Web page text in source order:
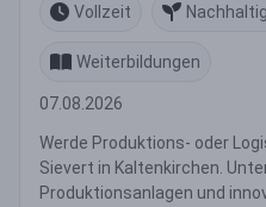
Vollzeit
Weiterbildungen
07.08.2026
Werde Produktions- oder
Sievert in Kaltenkirchen.
Produktionsanlagen und